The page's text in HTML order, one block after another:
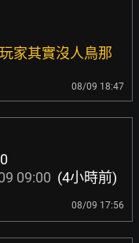
家其實沒人鳥那
08/09 18:47
09:00 (4小時前)
08/09 17:56